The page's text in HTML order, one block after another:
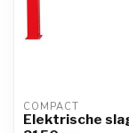
COMPACT
Elektrische